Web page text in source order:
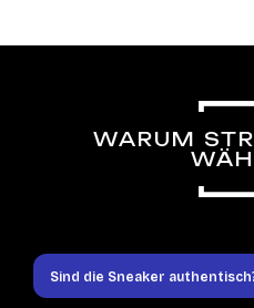
WARUM
Sind die Sneaker